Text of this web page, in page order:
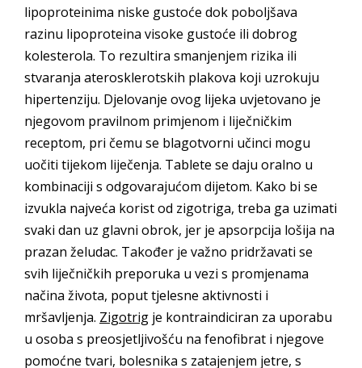
lipoproteinima niske gustoće dok poboljšava
razinu lipoproteina visoke gustoće ili dobrog
kolesterola. To rezultira smanjenjem rizika ili
stvaranja aterosklerotskih plakova koji uzrokuju
hipertenziju. Djelovanje ovog lijeka uvjetovano je
njegovom pravilnom primjenom i liječničkim
receptom, pri čemu se blagotvorni učinci mogu
uočiti tijekom liječenja. Tablete se daju oralno u
kombinaciji s odgovarajućom dijetom. Kako bi se
izvukla najveća korist od zigotriga, treba ga uzimati
svaki dan uz glavni obrok, jer je apsorpcija lošija na
prazan želudac. Također je važno pridržavati se
svih liječničkih preporuka u vezi s promjenama
načina života, poput tjelesne aktivnosti i
mršavljenja. Zigotrig je kontraindiciran za uporabu
u osoba s preosjetljivošću na fenofibrat i njegove
pomoćne tvari, bolesnika s zatajenjem jetre, s